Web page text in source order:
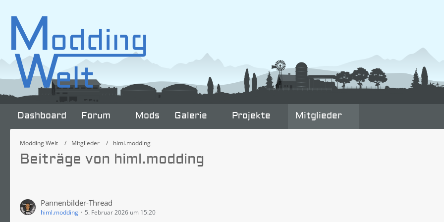
Dashboard Forum Mods Galerie Projekte Mitglieder
Modding Welt Mitglieder himl.modding
Beiträge von himl.modding
Pannenbilder-Thread
himl.modding 5. Februar 2026 um 15:20